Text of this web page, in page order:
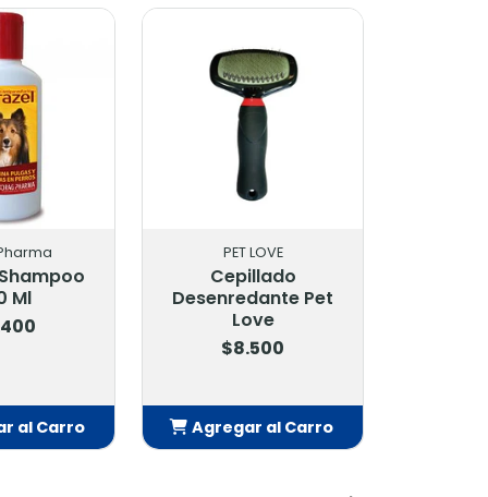
PET LOVE
Cepillado
Pet
Love
al Carro
Drag Pharma
Skindrag Shampoo
Ceramidas 250 Ml
$10.900
Agregar al Carro